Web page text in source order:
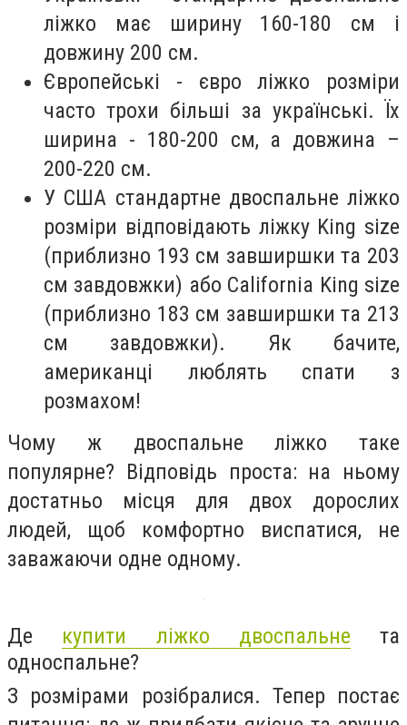
ліжко має ширину 160-180 см і
довжину 200 см.
Європейські - євро ліжко розміри
часто трохи більші за українські. Їх
ширина - 180-200 см, а довжина –
200-220 см.
У США стандартне двоспальне ліжко
розміри відповідають ліжку King size
(приблизно 193 см завширшки та 203
см завдовжки) або California King size
(приблизно 183 см завширшки та 213
см завдовжки). Як бачите,
американці люблять спати з
розмахом!
Чому ж двоспальне ліжко таке
популярне? Відповідь проста: на ньому
достатньо місця для двох дорослих
людей, щоб комфортно виспатися, не
заважаючи одне одному.
Де купити ліжко двоспальнета
односпальне?
З розмірами розібралися. Тепер постає